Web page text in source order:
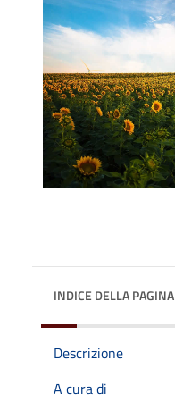
INDICE DELLA PAGINA
Descrizione
A cura di